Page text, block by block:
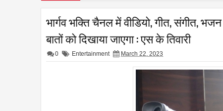
भार्गव भक्ति चैनल में वीडियो, गीत, संगीत,
बातों को दिखाया जाएगा : एस के तिवारी
0 Entertainment March 22, 2023